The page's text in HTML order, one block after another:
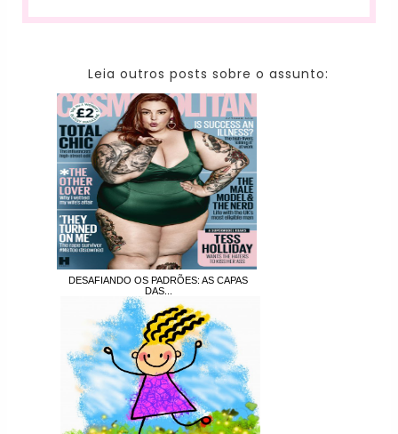
Leia outros posts sobre o assunto:
DESAFIANDO OS PADRÕES: AS CAPAS
DAS...